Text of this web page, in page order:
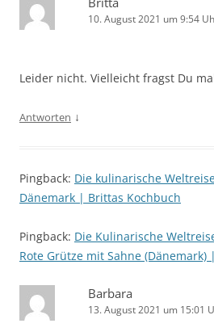
10. August 2021 um 9:54
Leider nicht. Vielleicht fragst Du
Antworten ↓
Pingback: Die kulinarische
Dänemark | Brittas Kochbuch
Pingback: Die Kulinarische
Rote Grütze mit Sahne
Barbara
13. August 2021 um 15:01